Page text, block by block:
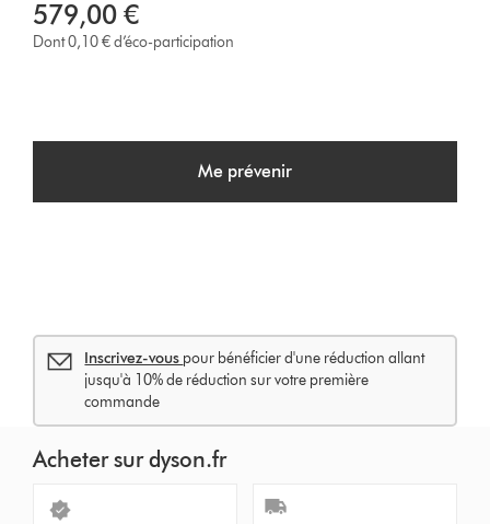
579,00 €
Dont 0,10 € d’éco-participation
Me prévenir
Inscrivez-vous pour bénéficier d'une réduction allant
jusqu'à 10% de réduction sur votre première
commande
Acheter sur dyson.fr